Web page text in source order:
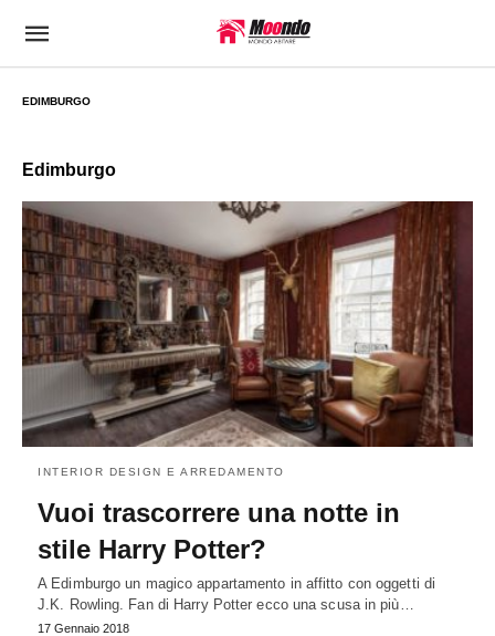
EDIMBURGO
Edimburgo
INTERIOR DESIGN E ARREDAMENTO
Vuoi trascorrere una notte in
stile Harry Potter?
A Edimburgo un magico appartamento in affitto con oggetti di
J.K. Rowling. Fan di Harry Potter ecco una scusa in più…
17 Gennaio 2018